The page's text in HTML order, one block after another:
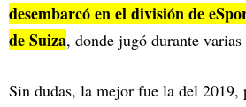
desembarcó en el división de
de Suiza, donde jugó durante varias
Sin dudas, la mejor fue la del 2019,